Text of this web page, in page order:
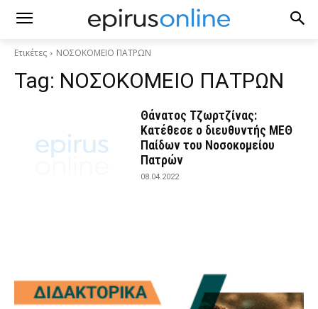
Ετικέτες ΝΟΣΟΚΟΜΕΙΟ ΠΑΤΡΩΝ
Tag: ΝΟΣΟΚΟΜΕΙΟ ΠΑΤΡΩΝ
Θάνατος Τζωρτζίνας:
Κατέθεσε ο διευθυντής ΜΕΘ
Παίδων του Νοσοκομείου
Πατρών
08.04.2022